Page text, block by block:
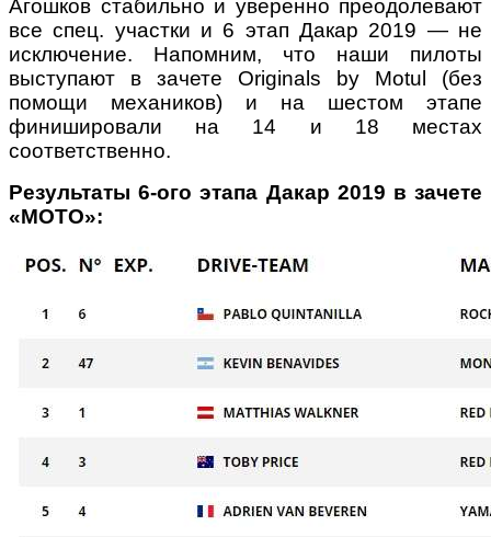
Агошков стабильно и уверенно преодолевают
все спец. участки и 6 этап Дакар 2019 — не
исключение. Напомним, что наши пилоты
выступают в зачете Originals by Motul (без
помощи механиков) и на шестом этапе
финишировали на 14 и 18 местах
соответственно.
Результаты 6-ого этапа Дакар 2019 в зачете
«МОТО»: